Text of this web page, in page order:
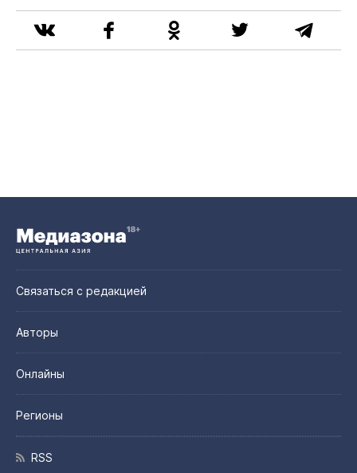
Связаться с редакцией
Авторы
Онлайны
Регионы
RSS